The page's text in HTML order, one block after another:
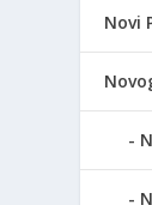
Novi